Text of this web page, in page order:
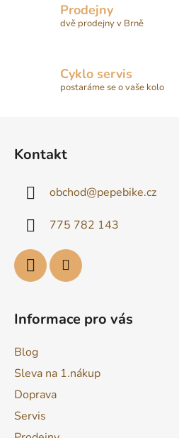
Prodejny
dvě prodejny v Brně
Cyklo servis
postaráme se o vaše kolo
Kontakt
obchod@pepebike.cz
775 782 143
Informace pro vás
Blog
Sleva na 1.nákup
Doprava
Servis